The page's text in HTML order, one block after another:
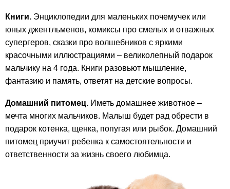
Книги. Энциклопедии для маленьких почемучек или
юных джентльменов, комиксы про смелых и отважных
супергеров, сказки про волшебников с яркими
красочными иллюстрациями – великолепный подарок
мальчику на 4 года. Книги разовьют мышление,
фантазию и память, ответят на детские вопросы.
Домашний питомец. Иметь домашнее животное –
мечта многих мальчиков. Малыш будет рад обрести в
подарок котенка, щенка, попугая или рыбок. Домашний
питомец приучит ребенка к самостоятельности и
ответственности за жизнь своего любимца.